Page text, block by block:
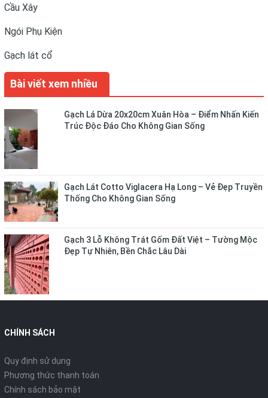
Cầu Xây
Ngói Phụ Kiện
Gạch lát cổ
Bài viết xem nhiều
Gạch Lá Dừa 20x20cm Xuân Hòa – Điểm Nhấn Kiến
Trúc Độc Đáo Cho Không Gian Sống
Gạch Lát Cotto Viglacera Hạ Long – Vẻ Đẹp Truyền
Thống Cho Không Gian Sống
Gạch 3 Lỗ Không Trát Gốm Đất Việt – Tường Mộc
Đẹp Tự Nhiên, Bền Chắc Lâu Dài
CHÍNH SÁCH
Quy định sử dụng
Phương thức thanh toán
Chính sách bảo mật